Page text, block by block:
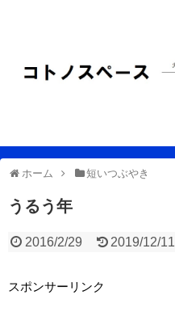
ホーム 短いつぶやき
うるう年
2016/2/29 2019/12/11
スポンサーリンク